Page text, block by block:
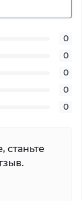
0
0
0
0
0
станьте